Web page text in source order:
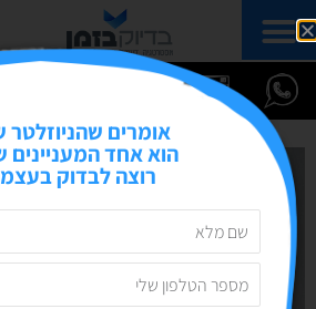
אומרים שהניוזלטר
הוא אחד המעניינים
רוצה לבדוק